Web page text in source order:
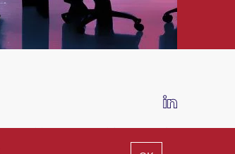
IMPRESSUM DATENSCHUTZ AGB